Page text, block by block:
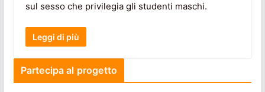
sul sesso che privilegia gli studenti maschi.
Leggi di più
Partecipa al progetto